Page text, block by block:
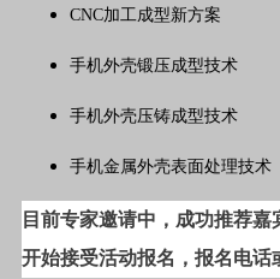
CNC加工成型新方案
手机外壳锻压成型技术
手机外壳压铸成型技术
手机金属外壳表面处理技术
目前专家邀请中，成功推荐
开始接受活动报名，报名电话